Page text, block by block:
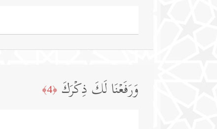
وَرَفَعۡنَا لَكَ ذِكۡرَكَ ﴿4﴾